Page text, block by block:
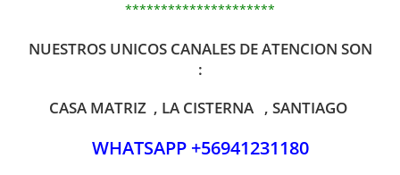
*********************
NUESTROS UNICOS CANALES DE ATENCION SON
:
CASA MATRIZ , LA CISTERNA , SANTIAGO
WHATSAPP +56941231180